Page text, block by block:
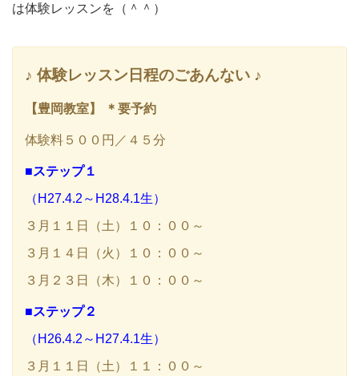
は体験レッスンを（＾＾）
♪ 体験レッスン日程のごあんない ♪
【豊岡教室】 ＊要予約
体験料５００円／４５分
■ステップ１
（H27.4.2～H28.4.1生）
３月１１日（土）１０：００～
３月１４日（火）１０：００～
３月２３日（木）１０：００～
■ステップ２
（H26.4.2～H27.4.1生）
３月１１日（土）１１：００～